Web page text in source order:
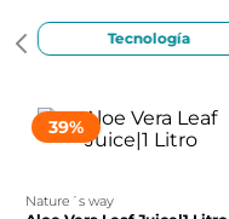
Tecnología
39%
nature´s way